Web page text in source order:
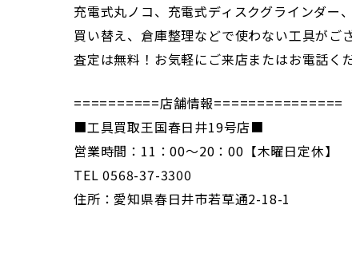
充電式丸ノコ、充電式ディスクグラインダー
買い替え、倉庫整理などで使わない工具がご
査定は無料！お気軽にご来店またはお電話く
==========店舗情報===============
■工具買取王国春日井19号店■
営業時間：11：00～20：00【木曜日定休】
TEL 0568-37-3300
住所：愛知県春日井市若草通2-18-1